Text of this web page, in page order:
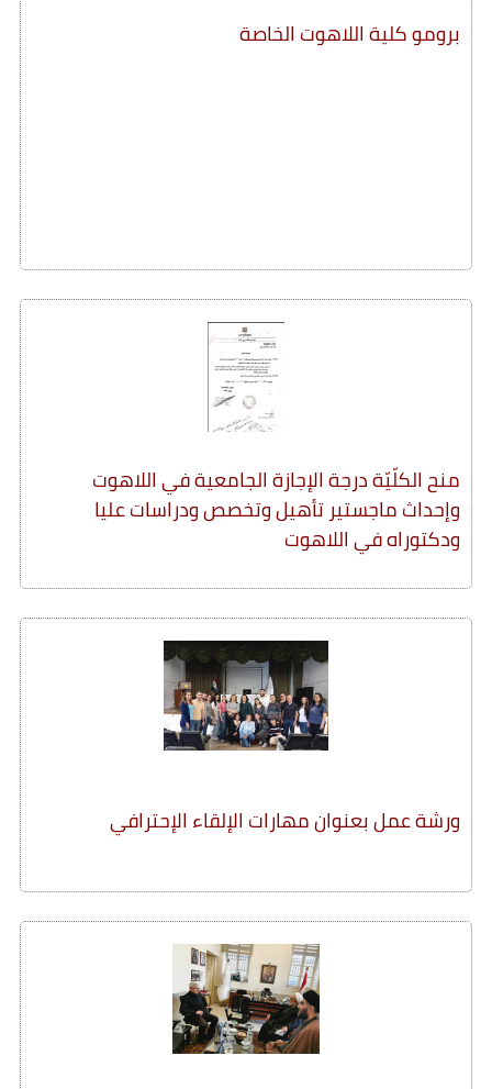
برومو كلية اللاهوت الخاصة
منح الكلّيّة درجة الإجازة الجامعية في اللاهوت
وإحداث ماجستير تأهيل وتخصص ودراسات عليا
ودكتوراه في اللاهوت
ورشة عمل بعنوان مهارات الإلقاء الإحترافي